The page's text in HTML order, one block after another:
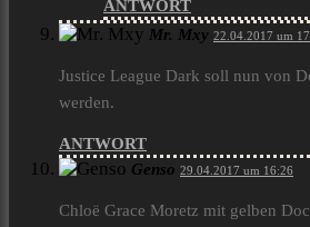
ANTWORT
Mr. Mxy 22.04.2017 um
Justice League Dark soll nun von
werden.
ANTWORT
Genso 29.04.2017 um 16:26
Chloë Grace Moretz mit gelben